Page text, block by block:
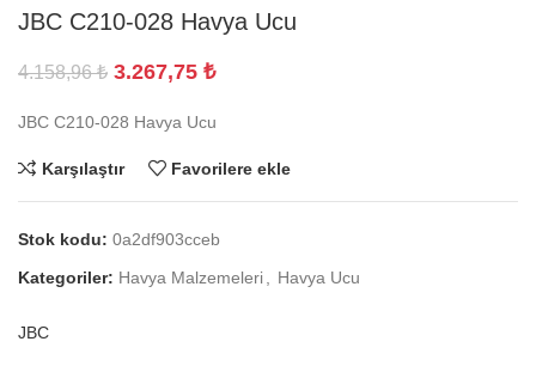
JBC C210-028 Havya Ucu
4.158,96₺ 3.267,75 ₺
JBC C210-028 Havya Ucu
Karşılaştır Favorilere ekle
Stok kodu: 0a2df903cceb
Kategoriler: Havya Malzemeleri Havya Ucu
JBC